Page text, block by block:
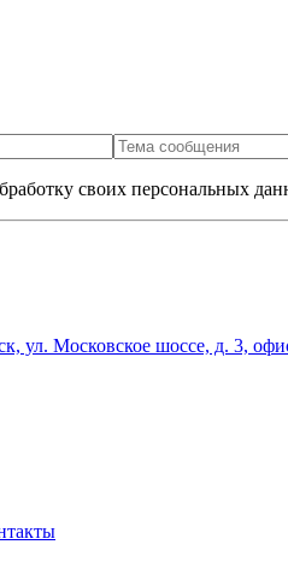
своих персональных
ул. Московское шоссе, д. 3,